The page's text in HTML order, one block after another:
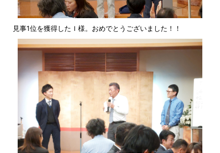
見事1位を獲得したＩ様。おめでとうございました！！